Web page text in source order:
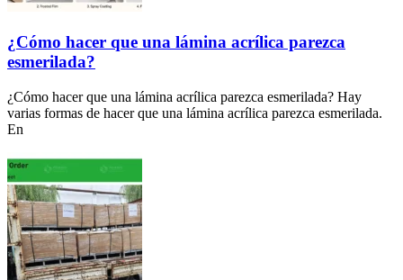
¿Cómo hacer que una lámina acrílica parezca
esmerilada?
¿Cómo hacer que una lámina acrílica parezca esmerilada? Hay
varias formas de hacer que una lámina acrílica parezca esmerilada.
En